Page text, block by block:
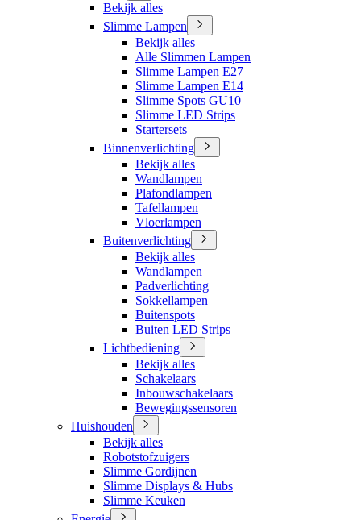
Bekijk alles
Slimme Lampen
Bekijk alles
Alle Slimmen Lampen
Slimme Lampen E27
Slimme Lampen E14
Slimme Spots GU10
Slimme LED Strips
Startersets
Binnenverlichting
Bekijk alles
Wandlampen
Plafondlampen
Tafellampen
Vloerlampen
Buitenverlichting
Bekijk alles
Wandlampen
Padverlichting
Sokkellampen
Buitenspots
Buiten LED Strips
Lichtbediening
Bekijk alles
Schakelaars
Inbouwschakelaars
Bewegingssensoren
Huishouden
Bekijk alles
Robotstofzuigers
Slimme Gordijnen
Slimme Displays & Hubs
Slimme Keuken